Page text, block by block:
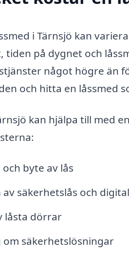
i Tärnsjö kan
tiden på dygnet och
något högre än
och hitta en låssmed
kan hjälpa till med
byte av lås
säkerhetslås och
låsta dörrar
om säkerhetslösningar